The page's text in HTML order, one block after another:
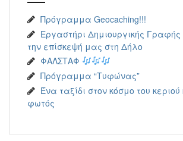
Πρόγραμμα Geocaching!!!
Εργαστήρι Δημιουργικής
την επίσκεψή μας στη Δήλο
ΦΑΛΣΤΑΦ
Πρόγραμμα “Τυφώνας”
Ένα ταξίδι στον κόσμο του κεριού
φωτός